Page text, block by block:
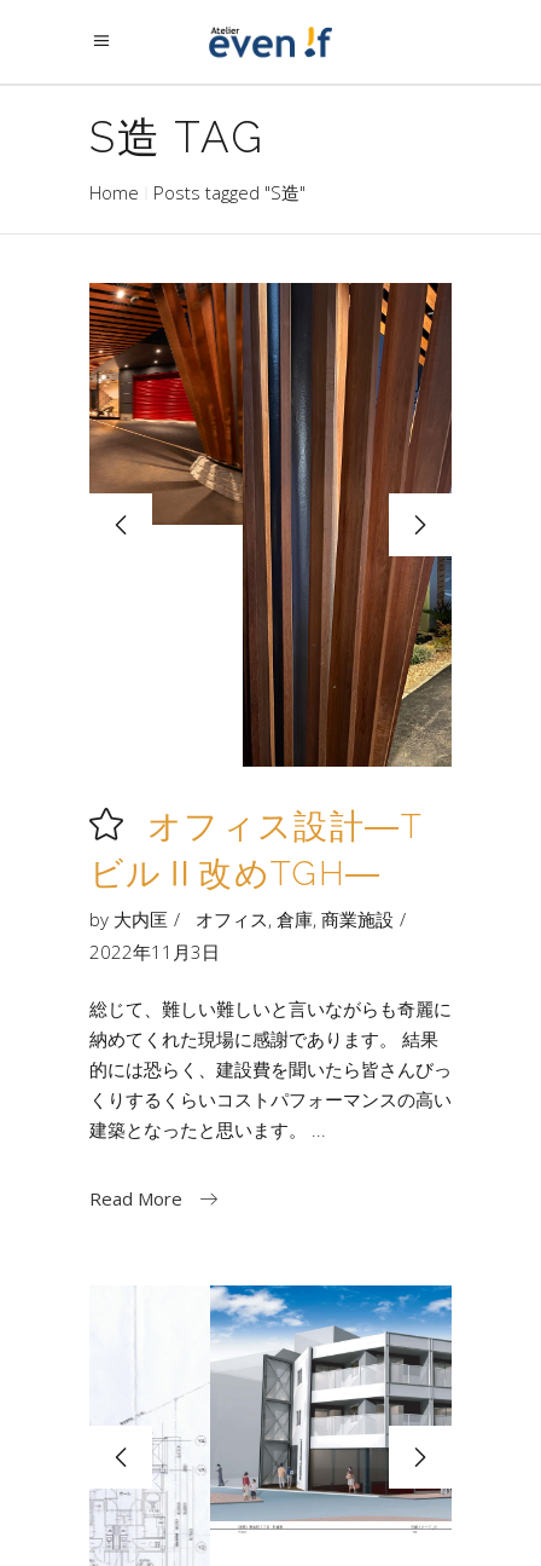
S造 TAG
Home Posts tagged "S造"
オフィス設計―T
ビルⅡ改めTGH―
by 大内匡 オフィス, 倉庫, 商業施設
2022年11月3日
総じて、難しい難しいと言いながらも奇麗に
納めてくれた現場に感謝であります。 結果
的には恐らく、建設費を聞いたら皆さんびっ
くりするくらいコストパフォーマンスの高い
建築となったと思います。
Read More